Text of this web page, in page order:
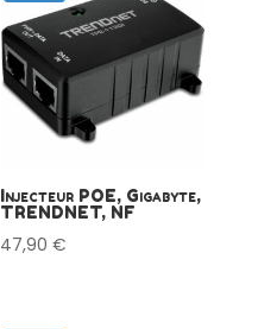
Injecteur POE, Gigabyte,
TRENDNET, NF
47,90€